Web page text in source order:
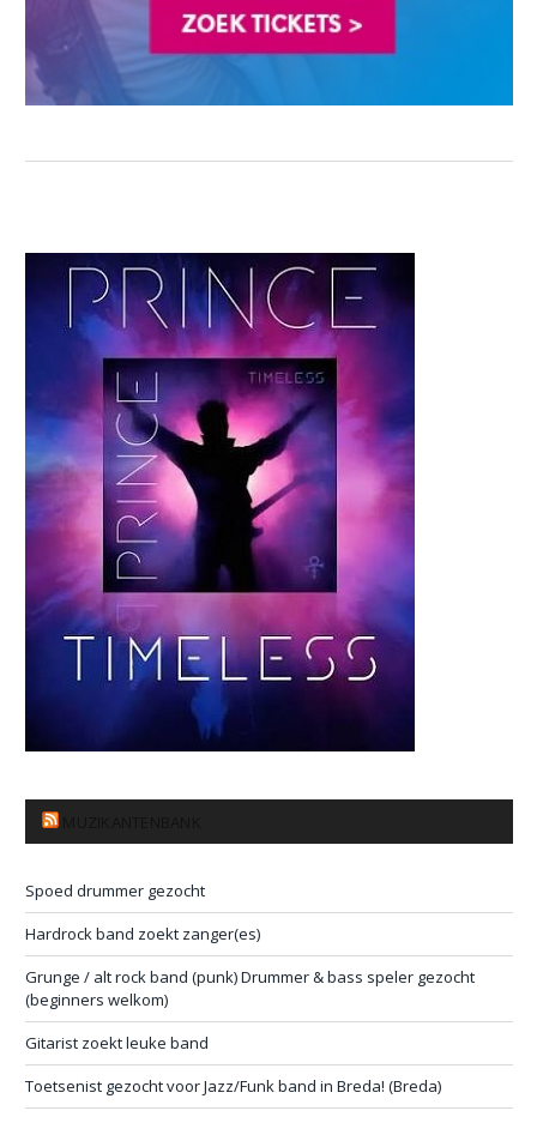
Spoed drummer gezocht
Hardrock band zoekt zanger(es)
Grunge / alt rock band (punk) Drummer & bass speler gezocht
(beginners welkom)
Gitarist zoekt leuke band
Toetsenist gezocht voor Jazz/Funk band in Breda! (Breda)